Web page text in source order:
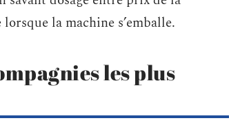
la machine s’emballe.
les plus